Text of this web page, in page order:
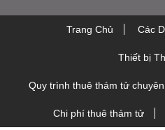
Trang Chủ Các
Thiết bị
Quy trình thuê thám tử
Chi phí thuê thám tử